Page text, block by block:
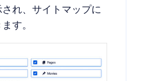
れ、サイトマップに
す。